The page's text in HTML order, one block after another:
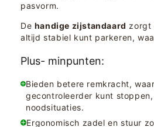
pasvorm.
De handige zijstandaard zorgt
altijd stabiel kunt parkeren,
Plus- minpunten:
Bieden betere remkracht,
gecontroleerder kunt
noodsituaties.
Ergonomisch zadel en stuur